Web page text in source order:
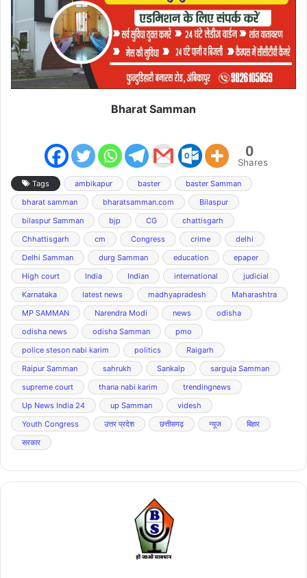
Bharat Samman
0
Shares
Tags ambikapur baster
baster Samman
bharat samman
bharatsamman.com
Bilaspur
bilaspur Samman
bjp CG
chattisgarh
Chhattisgarh
cm Congress crime
delhi
Delhi Samman
durg Samman education
epaper
High court
India Indian international
judicial
Karnataka
latest news madhyapradesh
Maharashtra
MP SAMMAN
Narendra Modi news
odisha
odisha news
odisha Samman
pmo
police steson nabi karim
politics
Raigarh
Raipur Samman
sahrukh Sankalp
sarguja Samman
supreme court
thana nabi karim
trendingnews
Up News India 24
up Samman
videsh
Youth Congress
उत्तर प्रदेश छत्तीसगढ़ न्यूज
बिहार
सरकार